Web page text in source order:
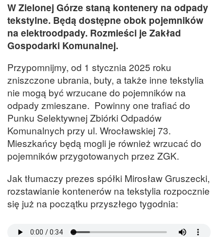
W Zielonej Górze staną kontenery na odpady
tekstylne. Będą dostępne obok pojemników
na elektroodpady. Rozmieści je Zakład
Gospodarki Komunalnej.
Przypomnijmy, od 1 stycznia 2025 roku
zniszczone ubrania, buty, a także inne tekstylia
nie mogą być wrzucane do pojemników na
odpady zmieszane. Powinny one trafiać do
Punku Selektywnej Zbiórki Odpadów
Komunalnych przy ul. Wrocławskiej 73.
Mieszkańcy będą mogli je również wrzucać do
pojemników przygotowanych przez ZGK.
Jak tłumaczy prezes spółki Mirosław Gruszecki,
rozstawianie kontenerów na tekstylia rozpocznie
się już na początku przyszłego tygodnia: